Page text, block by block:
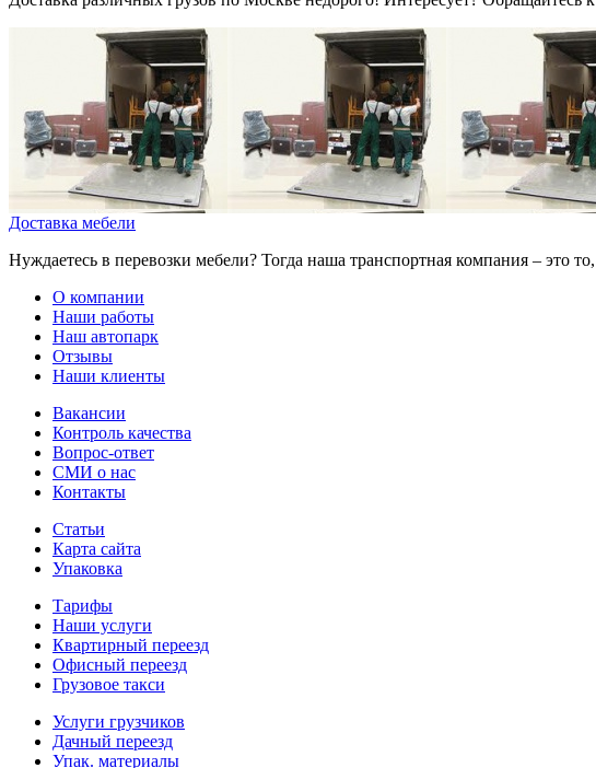
Доставка мебели
Нуждаетесь в перевозки мебели? Тогда наша транспортная компания – это
О компании
Наши работы
Наш автопарк
Отзывы
Наши клиенты
Вакансии
Контроль качества
Вопрос-ответ
СМИ о нас
Контакты
Статьи
Карта сайта
Упаковка
Тарифы
Наши услуги
Квартирный переезд
Офисный переезд
Грузовое такси
Услуги грузчиков
Дачный переезд
Упак. материалы